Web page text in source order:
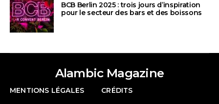
BCB Berlin 2025 : trois jours d’inspiration
pour le secteur des bars et des boissons
Alambic Magazine
MENTIONS LÉGALES CRÉDITS